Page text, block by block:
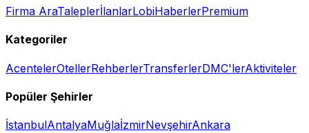
Firma AraTaleplerİlanlarLobiHaberlerPremium
Kategoriler
AcentelerOtellerRehberlerTransferlerDMC'lerAktiviteler
Popüler Şehirler
İstanbulAntalyaMuğlaİzmirNevşehirAnkara